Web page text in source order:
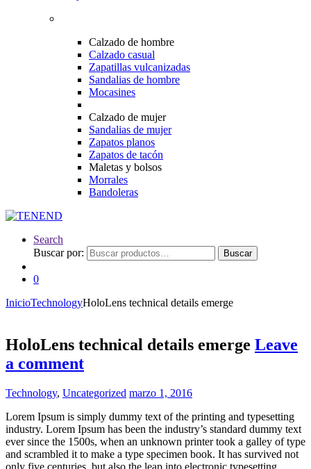
Calzado de hombre
Calzado casual
Zapatillas vulcanizadas
Sandalias de hombre
Mocasines
Calzado de mujer
Sandalias de mujer
Zapatos planos
Zapatos de tacón
Maletas y bolsos
Morrales
Bandoleras
Search
Buscar por:
Buscar
0
InicioTechnologyHoloLens technical details emerge
HoloLens technical details emerge Leave
a comment
Technology, Uncategorized marzo 1, 2016
Lorem Ipsum is simply dummy text of the printing and typesetting
industry. Lorem Ipsum has been the industry’s standard dummy text
ever since the 1500s, when an unknown printer took a galley of type
and scrambled it to make a type specimen book. It has survived not
only five centuries, but also the leap into electronic typesetting,